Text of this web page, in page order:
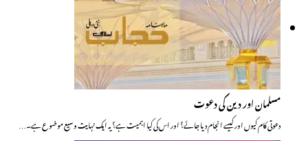
مسلمان اور دین کی دعوت
دعوتی کام کیوں اور کیسے انجام دیا جائے؟ اور اس کی کیا اہمیت ہے؟ یہ ایک نہایت وسیع موضوع ہے۔…